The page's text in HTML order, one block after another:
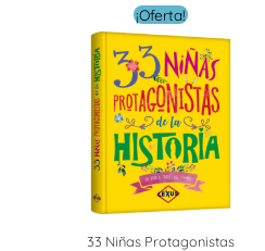
¡Oferta!
33 Niñas Protagonistas
El
precio
original
era:
$ 14.00.
actual
es:
$ 7.00.